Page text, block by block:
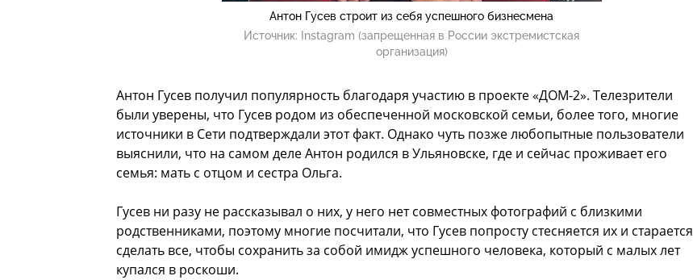
Антон Гусев строит из себя успешного бизнесмена
Источник:
Instagram (запрещенная в России экстремистская
организация)
Антон Гусев получил популярность благодаря участию в проекте «ДОМ-2». Телезрители
были уверены, что Гусев родом из обеспеченной московской семьи, более того, многие
источники в Сети подтверждали этот факт. Однако чуть позже любопытные пользователи
выяснили, что на самом деле Антон родился в Ульяновске, где и сейчас проживает его
семья: мать с отцом и сестра Ольга.
Гусев ни разу не рассказывал о них, у него нет совместных фотографий с близкими
родственниками, поэтому многие посчитали, что Гусев попросту стесняется их и старается
сделать все, чтобы сохранить за собой имидж успешного человека, который с малых лет
купался в роскоши.